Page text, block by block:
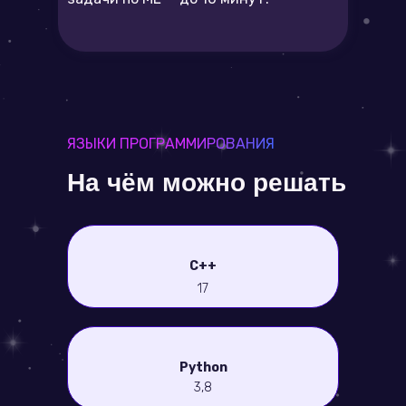
На чём можно решать
ЯЗЫКИ ПРОГРАММИРОВАНИЯ
C++
17
Python
3,8